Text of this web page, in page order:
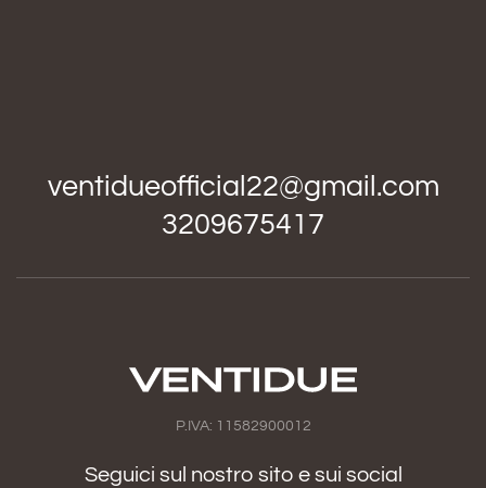
ventidueofficial22@gmail.com
3209675417
P.IVA: 11582900012
Seguici sul nostro sito e sui social